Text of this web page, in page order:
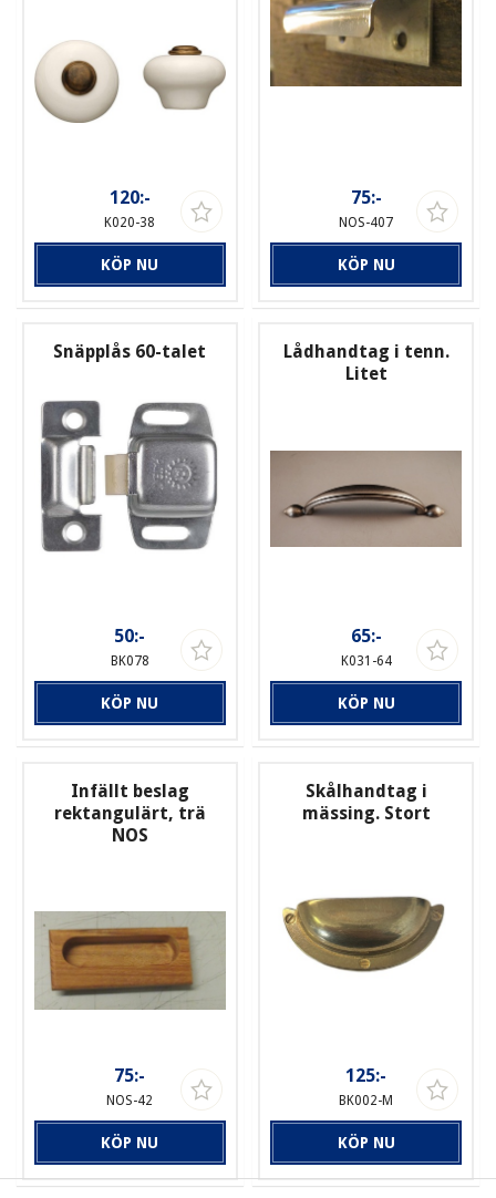
120:-
K020-38
KÖP NU
75:-
NOS-407
KÖP NU
Snäpplås 60-talet
50:-
BK078
KÖP NU
Lådhandtag i tenn.
Litet
65:-
K031-64
KÖP NU
Infällt beslag
rektangulärt, trä
NOS
75:-
NOS-42
KÖP NU
Skålhandtag i
mässing. Stort
125:-
BK002-M
KÖP NU